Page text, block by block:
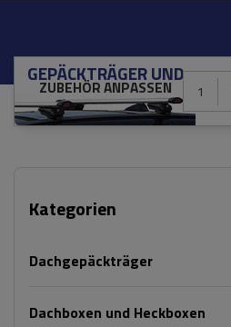
GEPÄCKTRÄGER UND
ZUBEHÖR ANPASSEN 1
Kategorien
Dachgepäckträger
Dachboxen und Heckboxen